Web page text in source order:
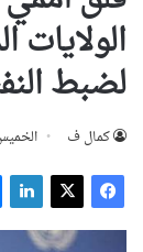
لضبط
كمال ف الخميس, 4 يونيو